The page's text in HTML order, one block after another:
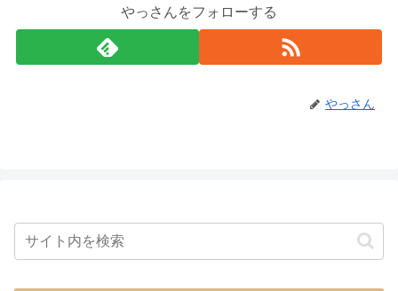
やっさんをフォローする
やっさん